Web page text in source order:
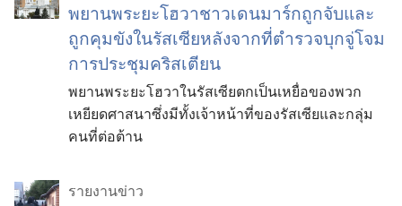
พยานพระยะโฮวาชาวเดนมาร์กถูกจับและ
ถูกคุมขังในรัสเซียหลังจากที่ตำรวจบุกจู่โจม
การประชุมคริสเตียน
พยานพระยะโฮวาในรัสเซียตกเป็นเหยื่อของพวก
เหยียดศาสนาซึ่งมีทั้งเจ้าหน้าที่ของรัสเซียและกลุ่ม
คนที่ต่อต้าน
รายงานข่าว